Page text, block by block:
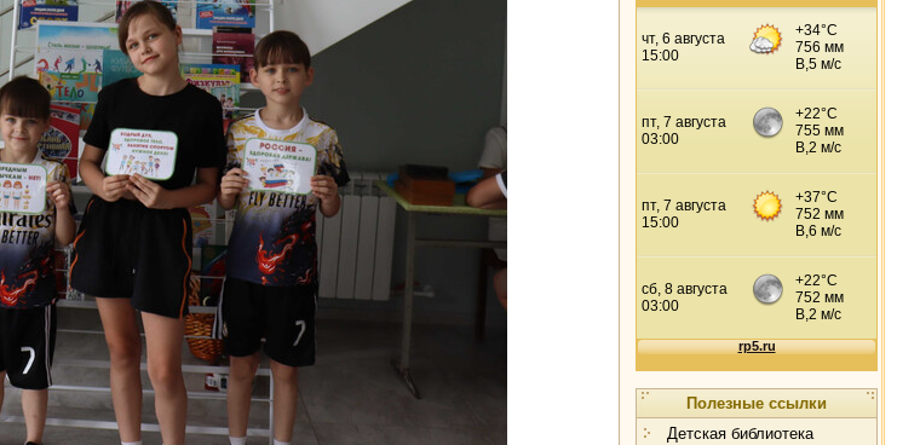
Полезные ссылки
Детская библиотека